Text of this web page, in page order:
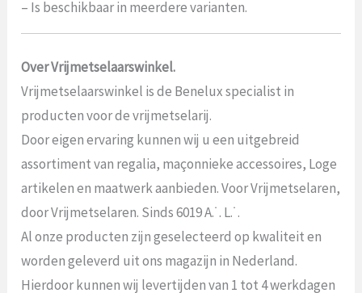
– Is beschikbaar in meerdere varianten.
Over Vrijmetselaarswinkel.
Vrijmetselaarswinkel is de Benelux specialist in
producten voor de vrijmetselarij.
Door eigen ervaring kunnen wij u een uitgebreid
assortiment van regalia, maçonnieke accessoires, Loge
artikelen en maatwerk aanbieden. Voor Vrijmetselaren,
door Vrijmetselaren. Sinds 6019 A.˙. L.˙.
Al onze producten zijn geselecteerd op kwaliteit en
worden geleverd uit ons magazijn in Nederland.
Hierdoor kunnen wij levertijden van 1 tot 4 werkdagen